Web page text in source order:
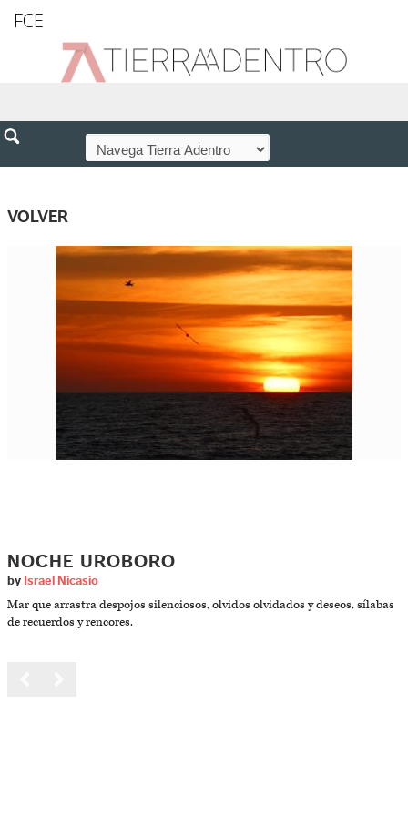
FCE
VOLVER
NOCHE UROBORO
by Israel Nicasio
Mar que arrastra despojos silenciosos, olvidos olvidados y deseos, sílabas
de recuerdos y rencores.